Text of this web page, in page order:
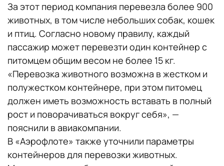
За этот период компания перевезла более 900
животных, в том числе небольших собак, кошек
и птиц. Согласно новому правилу, каждый
пассажир может перевезти один контейнер с
питомцем общим весом не более 15 кг.
«Перевозка животного возможна в жестком и
полужестком контейнере, при этом питомец
должен иметь возможность вставать в полный
рост и поворачиваться вокруг себя», —
пояснили в авиакомпании.
В «Аэрофлоте» также уточнили параметры
контейнеров для перевозки животных.